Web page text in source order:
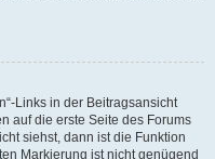
Links in der Beitragsansicht
auf die erste Seite des Forums
siehst, dann ist die Funktion
Markierung ist nicht genügend